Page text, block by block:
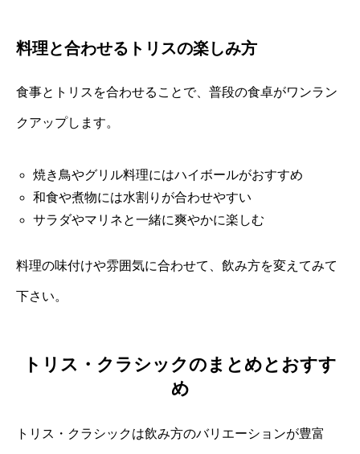
料理と合わせるトリスの楽しみ方
食事とトリスを合わせることで、普段の食卓がワンラン
クアップします。
焼き鳥やグリル料理にはハイボールがおすすめ
和食や煮物には水割りが合わせやすい
サラダやマリネと一緒に爽やかに楽しむ
料理の味付けや雰囲気に合わせて、飲み方を変えてみて
下さい。
トリス・クラシックのまとめとおすす
め
トリス・クラシックは飲み方のバリエーションが豊富